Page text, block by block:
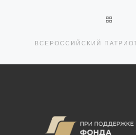
ВСЕРОССИЙСКИЙ